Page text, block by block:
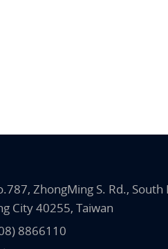
ZhongMing S. Rd., South
City 40255, Taiwan
8866110